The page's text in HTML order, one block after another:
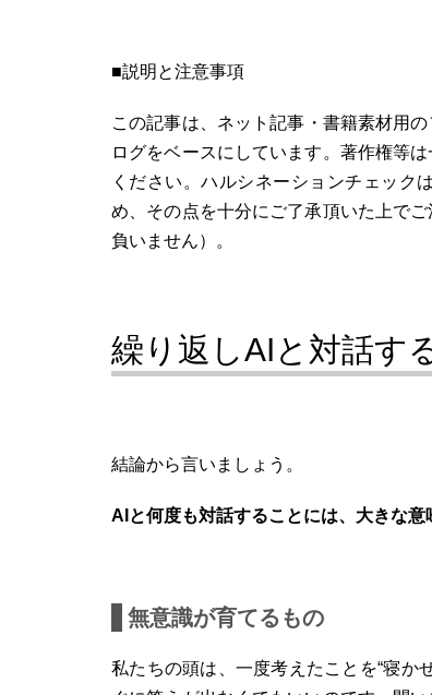
■説明と注意事項
この記事は、ネット記事・書籍素材用
ログをベースにしています。著作権等
ください。ハルシネーションチェック
め、その点を十分にご了承頂いた上で
負いません）。
繰り返しAIと対話す
結論から言いましょう。
AIと何度も対話することには、大きな意
無意識が育てるもの
私たちの頭は、一度考えたことを“寝か